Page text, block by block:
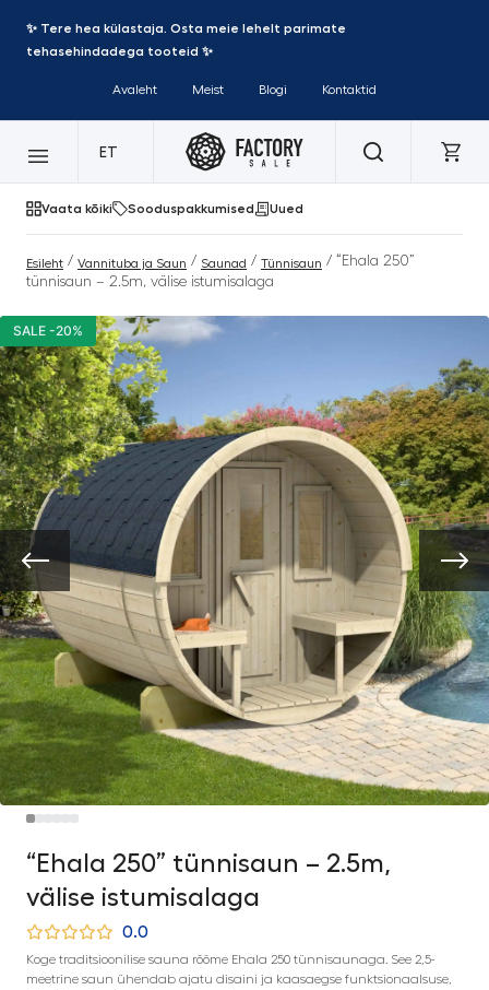
✨ Tere hea külastaja. Osta meie lehelt parimate
tehasehindadega tooteid ✨
Avaleht Meist Blogi Kontaktid
ET
Vaata kõiki Sooduspakkumised Uued
Esileht / Vannituba ja Saun / Saunad / Tünnisaun / “Ehala 250”
tünnisaun – 2.5m, välise istumisalaga
SALE -20%
“Ehala 250” tünnisaun – 2.5m,
välise istumisalaga
0.0
Koge traditsioonilise sauna rõõme Ehala 250 tünnisaunaga. See 2,5-
meetrine saun ühendab ajatu disaini ja kaasaegse funktsionaalsuse,